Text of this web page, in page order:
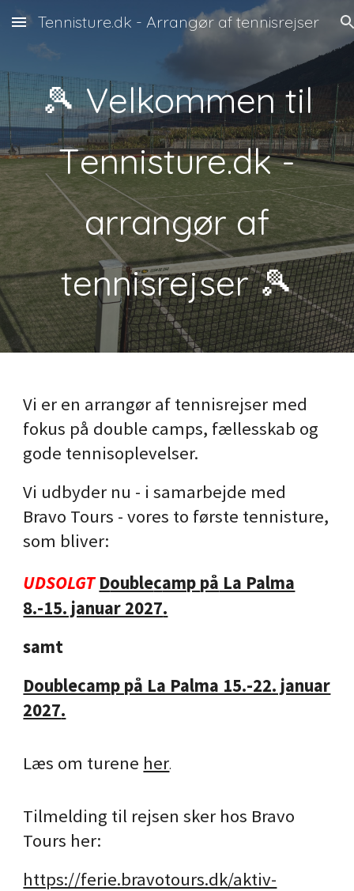
Skip to main content Skip to navigation
Tennisture.dk - Arrangør af tennisrejser
🎾 Velkommen til
Tennisture.dk-
arrangør af
tennisrejser 🎾
Vi er en arrangør af tennisrejser med
fokus på double camps, fællesskab og
gode tennisoplevelser.
Vi udbyder nu - i samarbejde med
Bravo Tours - vores to første tennisture,
som bliver:
UDSOLGT Doublecamp på La Palma
8.-15. januar 2027.
samt
Doublecamp på La Palma 15.-22. januar
2027.
Læs om turene her.
Tilmelding til rejsen sker hos Bravo
Tours her:
https://ferie.bravotours.dk/aktiv-